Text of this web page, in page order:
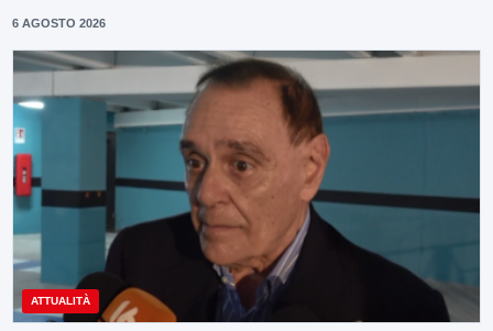
6 AGOSTO 2026
ATTUALITÀ